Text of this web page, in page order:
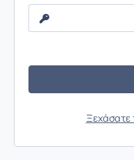
Ξεχάσατε